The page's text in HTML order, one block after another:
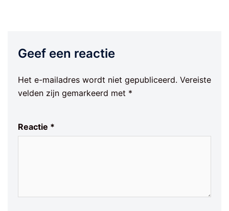
Geef een reactie
Het e-mailadres wordt niet gepubliceerd. Vereiste
velden zijn gemarkeerd met *
Reactie *